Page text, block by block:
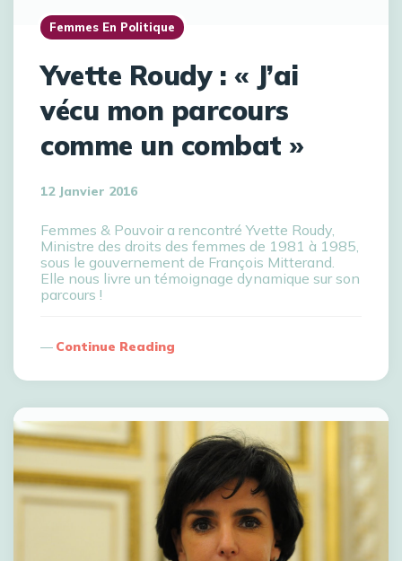
Femmes En Politique
Yvette Roudy : « J’ai
vécu mon parcours
comme un combat »
12 Janvier 2016
Femmes & Pouvoir a rencontré Yvette Roudy,
Ministre des droits des femmes de 1981 à 1985,
sous le gouvernement de François Mitterand.
Elle nous livre un témoignage dynamique sur son
parcours !
Continue Reading